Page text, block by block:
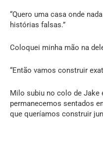
“Quero uma casa onde
histórias falsas.”
Coloquei minha mão na
“Então vamos construir
Milo subiu no colo de Jake
permanecemos sentados
que queríamos construir